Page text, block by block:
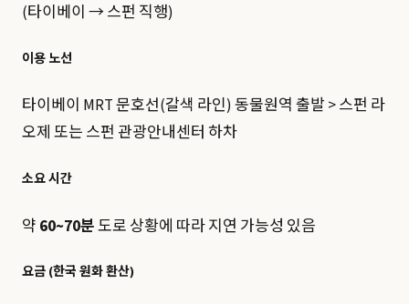
(타이베이 → 스펀 직행)
이용 노선
타이베이 MRT 문호선(갈색 라인) 동물원역 출발 > 스펀 라
오제 또는 스펀 관광안내센터 하차
소요 시간
약 60~70분도로 상황에 따라 지연 가능성 있음
요금 (한국 원화 환산)